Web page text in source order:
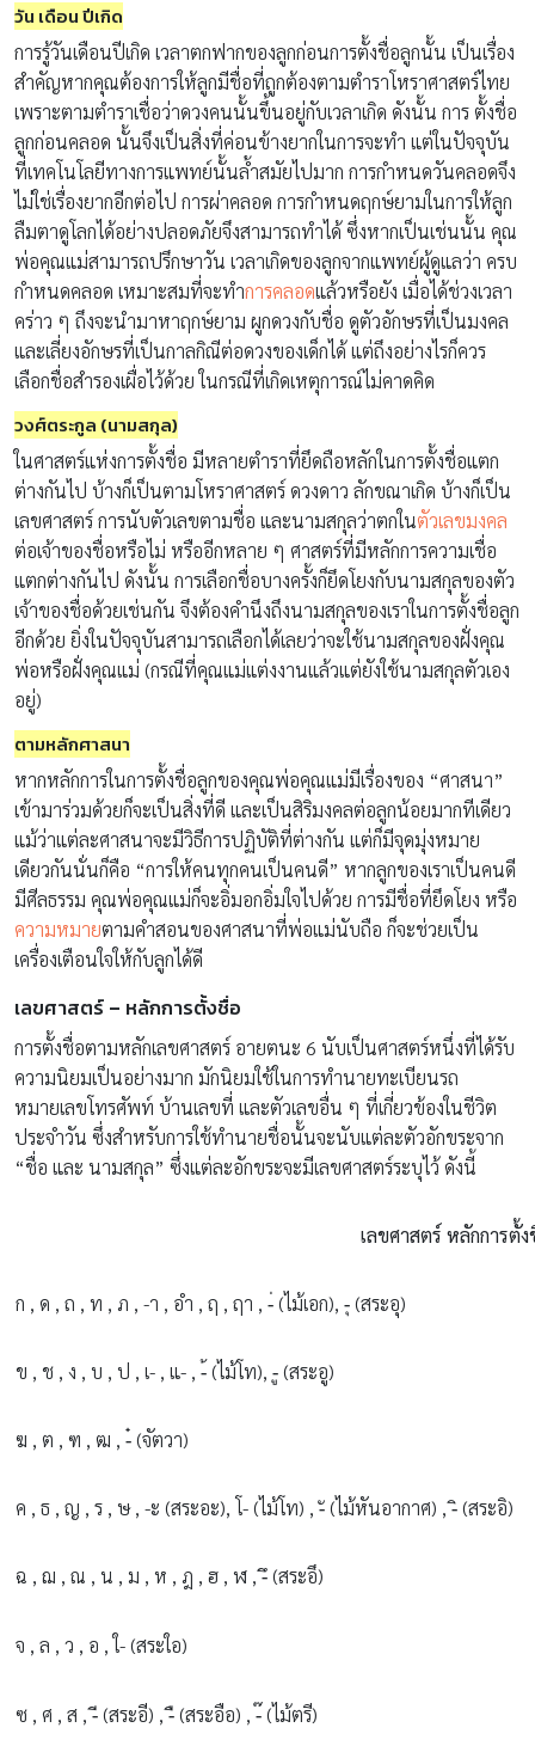
วัน เดือน ปีเกิด
การรู้วันเดือนปีเกิด เวลาตกฟากของลูกก่อนการตั้งชื่อลูกนั้น เป็นเรื่อง
สำคัญหากคุณต้องการให้ลูกมีชื่อที่ถูกต้องตามตำราโหราศาสตร์ไทย
เพราะตามตำราเชื่อว่าดวงคนนั้นขึ้นอยู่กับเวลาเกิด ดังนั้น การ ตั้งชื่อ
ลูกก่อนคลอด นั้นจึงเป็นสิ่งที่ค่อนข้างยากในการจะทำ แต่ในปัจจุบัน
ที่เทคโนโลยีทางการแพทย์นั้นล้ำสมัยไปมาก การกำหนดวันคลอดจึง
ไม่ใช่เรื่องยากอีกต่อไป การผ่าคลอด การกำหนดฤกษ์ยามในการให้ลูก
ลืมตาดูโลกได้อย่างปลอดภัยจึงสามารถทำได้ ซึ่งหากเป็นเช่นนั้น คุณ
พ่อคุณแม่สามารถปรึกษาวัน เวลาเกิดของลูกจากแพทย์ผู้ดูแลว่า ครบ
กำหนดคลอด เหมาะสมที่จะทำการคลอดแล้วหรือยัง เมื่อได้ช่วงเวลา
คร่าว ๆ ถึงจะนำมาหาฤกษ์ยาม ผูกดวงกับชื่อ ดูตัวอักษรที่เป็นมงคล
และเลี่ยงอักษรที่เป็นกาลกิณีต่อดวงของเด็กได้ แต่ถึงอย่างไรก็ควร
เลือกชื่อสำรองเผื่อไว้ด้วย ในกรณีที่เกิดเหตุการณ์ไม่คาดคิด
วงศ์ตระกูล (นามสกุล)
ในศาสตร์แห่งการตั้งชื่อ มีหลายตำราที่ยึดถือหลักในการตั้งชื่อแตก
ต่างกันไป บ้างก็เป็นตามโหราศาสตร์ ดวงดาว ลักขณาเกิด บ้างก็เป็น
เลขศาสตร์ การนับตัวเลขตามชื่อ และนามสกุลว่าตกในตัวเลขมงคล
ต่อเจ้าของชื่อหรือไม่ หรืออีกหลาย ๆ ศาสตร์ที่มีหลักการความเชื่อ
แตกต่างกันไป ดังนั้น การเลือกชื่อบางครั้งก็ยึดโยงกับนามสกุลของตัว
เจ้าของชื่อด้วยเช่นกัน จึงต้องคำนึงถึงนามสกุลของเราในการตั้งชื่อลูก
อีกด้วย ยิ่งในปัจจุบันสามารถเลือกได้เลยว่าจะใช้นามสกุลของฝั่งคุณ
พ่อหรือฝั่งคุณแม่ (กรณีที่คุณแม่แต่งงานแล้วแต่ยังใช้นามสกุลตัวเอง
อยู่)
ตามหลักศาสนา
หากหลักการในการตั้งชื่อลูกของคุณพ่อคุณแม่มีเรื่องของ “ศาสนา”
เข้ามาร่วมด้วยก็จะเป็นสิ่งที่ดี และเป็นสิริมงคลต่อลูกน้อยมากทีเดียว
แม้ว่าแต่ละศาสนาจะมีวิธีการปฏิบัติที่ต่างกัน แต่ก็มีจุดมุ่งหมาย
เดียวกันนั่นก็คือ “การให้คนทุกคนเป็นคนดี” หากลูกของเราเป็นคนดี
มีศีลธรรม คุณพ่อคุณแม่ก็จะอิ่มอกอิ่มใจไปด้วย การมีชื่อที่ยึดโยง หรือ
ความหมายตามคำสอนของศาสนาที่พ่อแม่นับถือ ก็จะช่วยเป็น
เครื่องเตือนใจให้กับลูกได้ดี
เลขศาสตร์ – หลักการตั้งชื่อ
การตั้งชื่อตามหลักเลขศาสตร์ อายตนะ 6 นับเป็นศาสตร์หนึ่งที่ได้รับ
ความนิยมเป็นอย่างมาก มักนิยมใช้ในการทำนายทะเบียนรถ
หมายเลขโทรศัพท์ บ้านเลขที่ และตัวเลขอื่น ๆ ที่เกี่ยวข้องในชีวิต
ประจำวัน ซึ่งสำหรับการใช้ทำนายชื่อนั้นจะนับแต่ละตัวอักขระจาก
“ชื่อ และ นามสกุล” ซึ่งแต่ละอักขระจะมีเลขศาสตร์ระบุไว้ ดังนี้
เลขศาสตร์ หลักการตั้ง
ก , ด , ถ , ท , ภ , -า , อำ , ฤ , ฤา , -่ (ไม้เอก), -ุ (สระอุ)
ข , ช , ง , บ , ป , เ- , แ- , -้ (ไม้โท), -ู (สระอู)
ฆ , ต , ฑ , ฒ , -๋ (จัตวา)
ค , ธ , ญ , ร , ษ , -ะ (สระอะ), โ- (ไม้โท) , -ั (ไม้หันอากาศ) , -ิ (สระอิ)
ฉ , ฌ , ณ , น , ม , ห , ฎ , ฮ , ฬ , -ึ (สระอึ)
จ , ล , ว , อ , ใ- (สระใอ)
ซ , ศ , ส , -ี (สระอี) , -ื (สระอือ) , -๊ (ไม้ตรี)